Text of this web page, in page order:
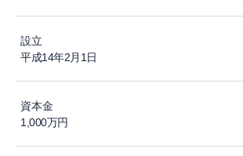
設立
平成14年2月1日
資本金
1,000万円